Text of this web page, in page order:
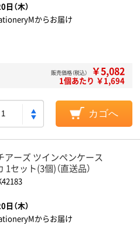
（木）
からお届け
販売価格（税込） ￥5,082
1個あたり ￥1,694
カゴへ
アーズ ツインペンケース
1セット(3個)（直送品）
（木）
からお届け